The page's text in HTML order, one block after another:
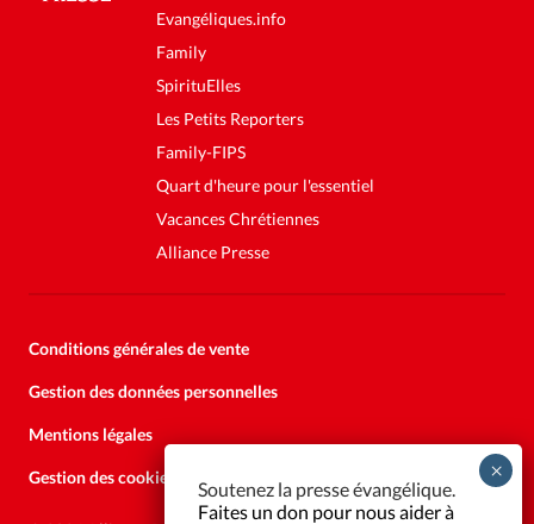
Evangéliques.info
Family
SpirituElles
Les Petits Reporters
Family-FIPS
Quart d'heure pour l'essentiel
Vacances Chrétiennes
Alliance Presse
Conditions générales de vente
Gestion des données personnelles
Mentions légales
Gestion des cookies
Soutenez la presse évangélique.
Faites un don pour nous aider à